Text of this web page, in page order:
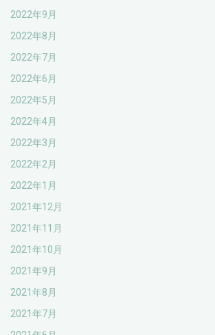
2022年9月
2022年8月
2022年7月
2022年6月
2022年5月
2022年4月
2022年3月
2022年2月
2022年1月
2021年12月
2021年11月
2021年10月
2021年9月
2021年8月
2021年7月